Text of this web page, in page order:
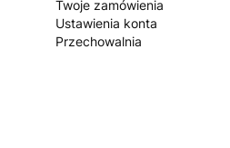
Twoje zamówienia
Ustawienia konta
Przechowalnia